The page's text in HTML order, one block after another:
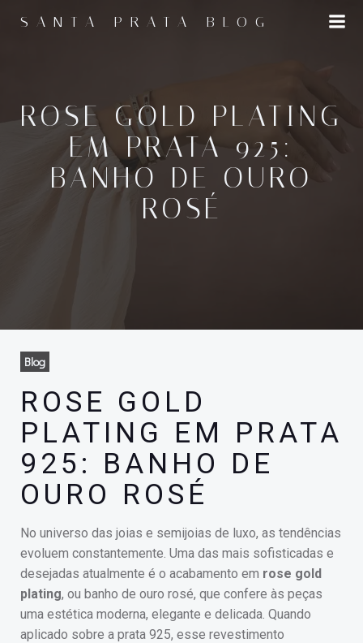
para
SANTA PRATA BLOG
ROSE GOLD PLATING
EM PRATA 925:
BANHO DE OURO
ROSÉ
Blog
ROSE GOLD
PLATING EM PRATA
925: BANHO DE
OURO ROSÉ
No universo das joias e semijoias de luxo, as tendências
evoluem constantemente. Uma das mais sofisticadas e
desejadas atualmente é o acabamento em rose gold
plating, ou banho de ouro rosé, que confere às peças
uma estética moderna, elegante e delicada. Quando
aplicado sobre a prata 925, esse revestimento